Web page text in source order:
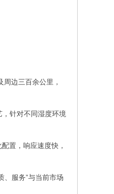
边三百余公里，
针对不同湿度环境
置，响应速度快，
、服务”与当前市场